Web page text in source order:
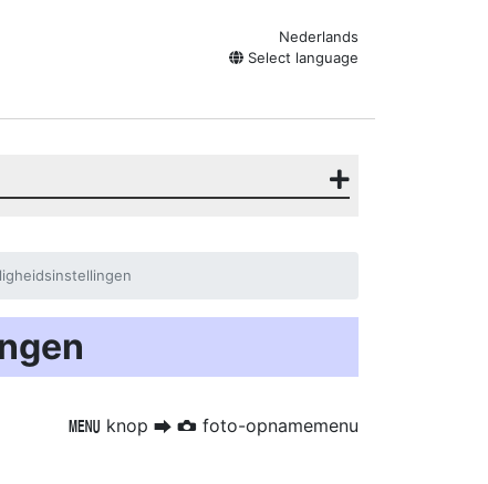
Nederlands
Select language
G knop U C foto-opnamemenu